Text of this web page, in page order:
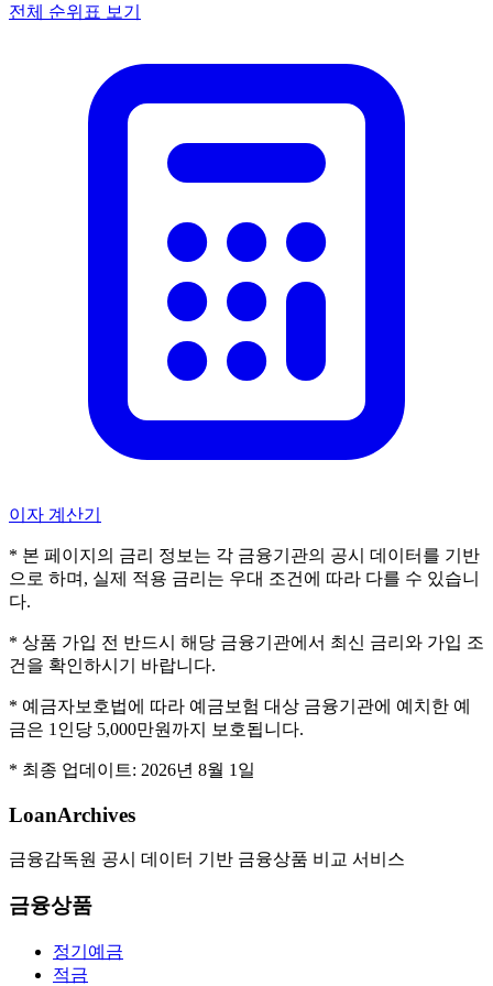
전체 순위표 보기
이자 계산기
* 본 페이지의 금리 정보는 각 금융기관의 공시 데이터를 기반
으로 하며, 실제 적용 금리는 우대 조건에 따라 다를 수 있습니
다.
* 상품 가입 전 반드시 해당 금융기관에서 최신 금리와 가입 조
건을 확인하시기 바랍니다.
* 예금자보호법에 따라 예금보험 대상 금융기관에 예치한 예
금은 1인당 5,000만원까지 보호됩니다.
* 최종 업데이트: 2026년 8월 1일
LoanArchives
금융감독원 공시 데이터 기반 금융상품 비교 서비스
금융상품
정기예금
적금